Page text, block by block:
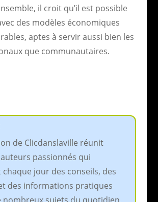
il croit qu’il est possible
des modèles économiques
aptes à servir aussi bien les
que communautaires.
de Clicdanslaville réunit
passionnés qui
jour des conseils, des
des informations pratiques